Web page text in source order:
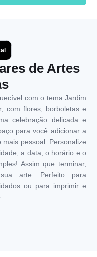
de Artes
com o tema Jardim
com flores, borboletas e
celebração delicada e
para você adicionar a
pessoal. Personalize
a data, o horário e o
Assim que terminar,
arte. Perfeito para
ou para imprimir e